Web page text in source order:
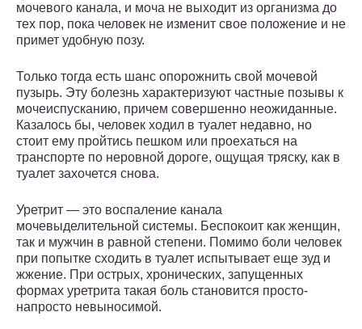
мочевого канала, и моча не выходит из организма до
тех пор, пока человек не изменит свое положение и не
примет удобную позу.
Только тогда есть шанс опорожнить свой мочевой
пузырь. Эту болезнь характеризуют частные позывы к
мочеиспусканию, причем совершенно неожиданные.
Казалось бы, человек ходил в туалет недавно, но
стоит ему пройтись пешком или проехаться на
транспорте по неровной дороге, ощущая тряску, как в
туалет захочется снова.
Уретрит — это воспаление канала
мочевыделительной системы. Беспокоит как женщин,
так и мужчин в равной степени. Помимо боли человек
при попытке сходить в туалет испытывает еще зуд и
жжение. При острых, хронических, запущенных
формах уретрита такая боль становится просто-
напросто невыносимой.